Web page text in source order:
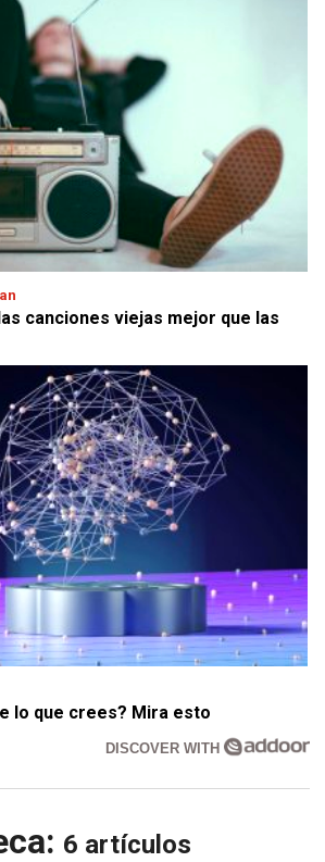
canciones viejas mejor que las
lo que crees? Mira esto
DISCOVER WITH
6 artículos